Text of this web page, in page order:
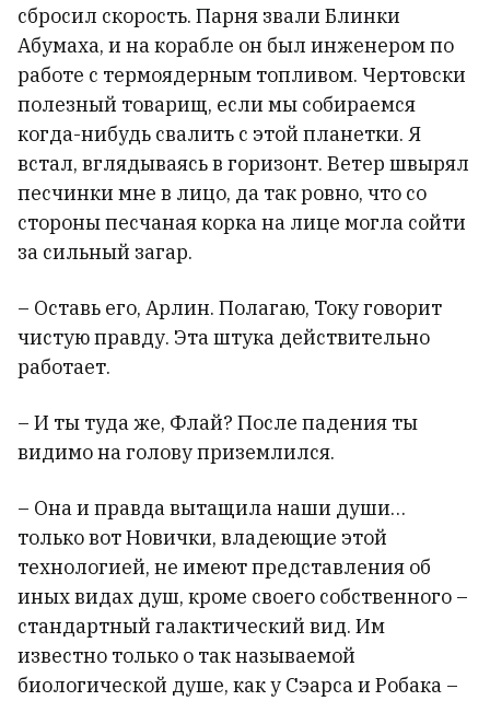
сбросил скорость. Парня звали Блинки
Абумаха, и на корабле он был инженером по
работе с термоядерным топливом. Чертовски
полезный товарищ, если мы собираемся
когда-нибудь свалить с этой планетки. Я
встал, вглядываясь в горизонт. Ветер швырял
песчинки мне в лицо, да так ровно, что со
стороны песчаная корка на лице могла сойти
за сильный загар.
– Оставь его, Арлин. Полагаю, Току говорит
чистую правду. Эта штука действительно
работает.
– И ты туда же, Флай? После падения ты
видимо на голову приземлился.
– Она и правда вытащила наши души…
только вот Новички, владеющие этой
технологией, не имеют представления об
иных видах душ, кроме своего собственного –
стандартный галактический вид. Им
известно только о так называемой
биологической душе, как у Сэарса и Робака –